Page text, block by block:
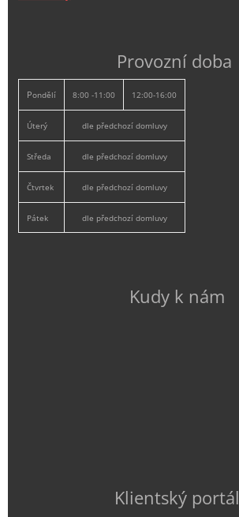
Provozní doba
Pondělí 8:00 -11:00 12:00-16:00
Úterý dle předchozí domluvy
Středa dle předchozí domluvy
Čtvrtek dle předchozí domluvy
Pátek dle předchozí domluvy
Kudy k nám
Klientský portál